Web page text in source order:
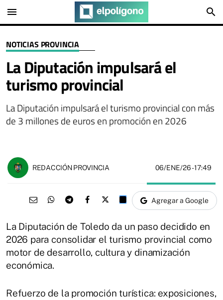
menu search
NOTICIAS PROVINCIA
La Diputación impulsará el
turismo provincial
La Diputación impulsará el turismo provincial con más
de 3 millones de euros en promoción en 2026
REDACCIÓN PROVINCIA 06/ENE/26- 17:49
Agregar a Google
La Diputación de Toledo da un paso decidido en
2026 para consolidar el turismo provincial como
motor de desarrollo, cultura y dinamización
económica.
Refuerzo de la promoción turística: exposiciones,